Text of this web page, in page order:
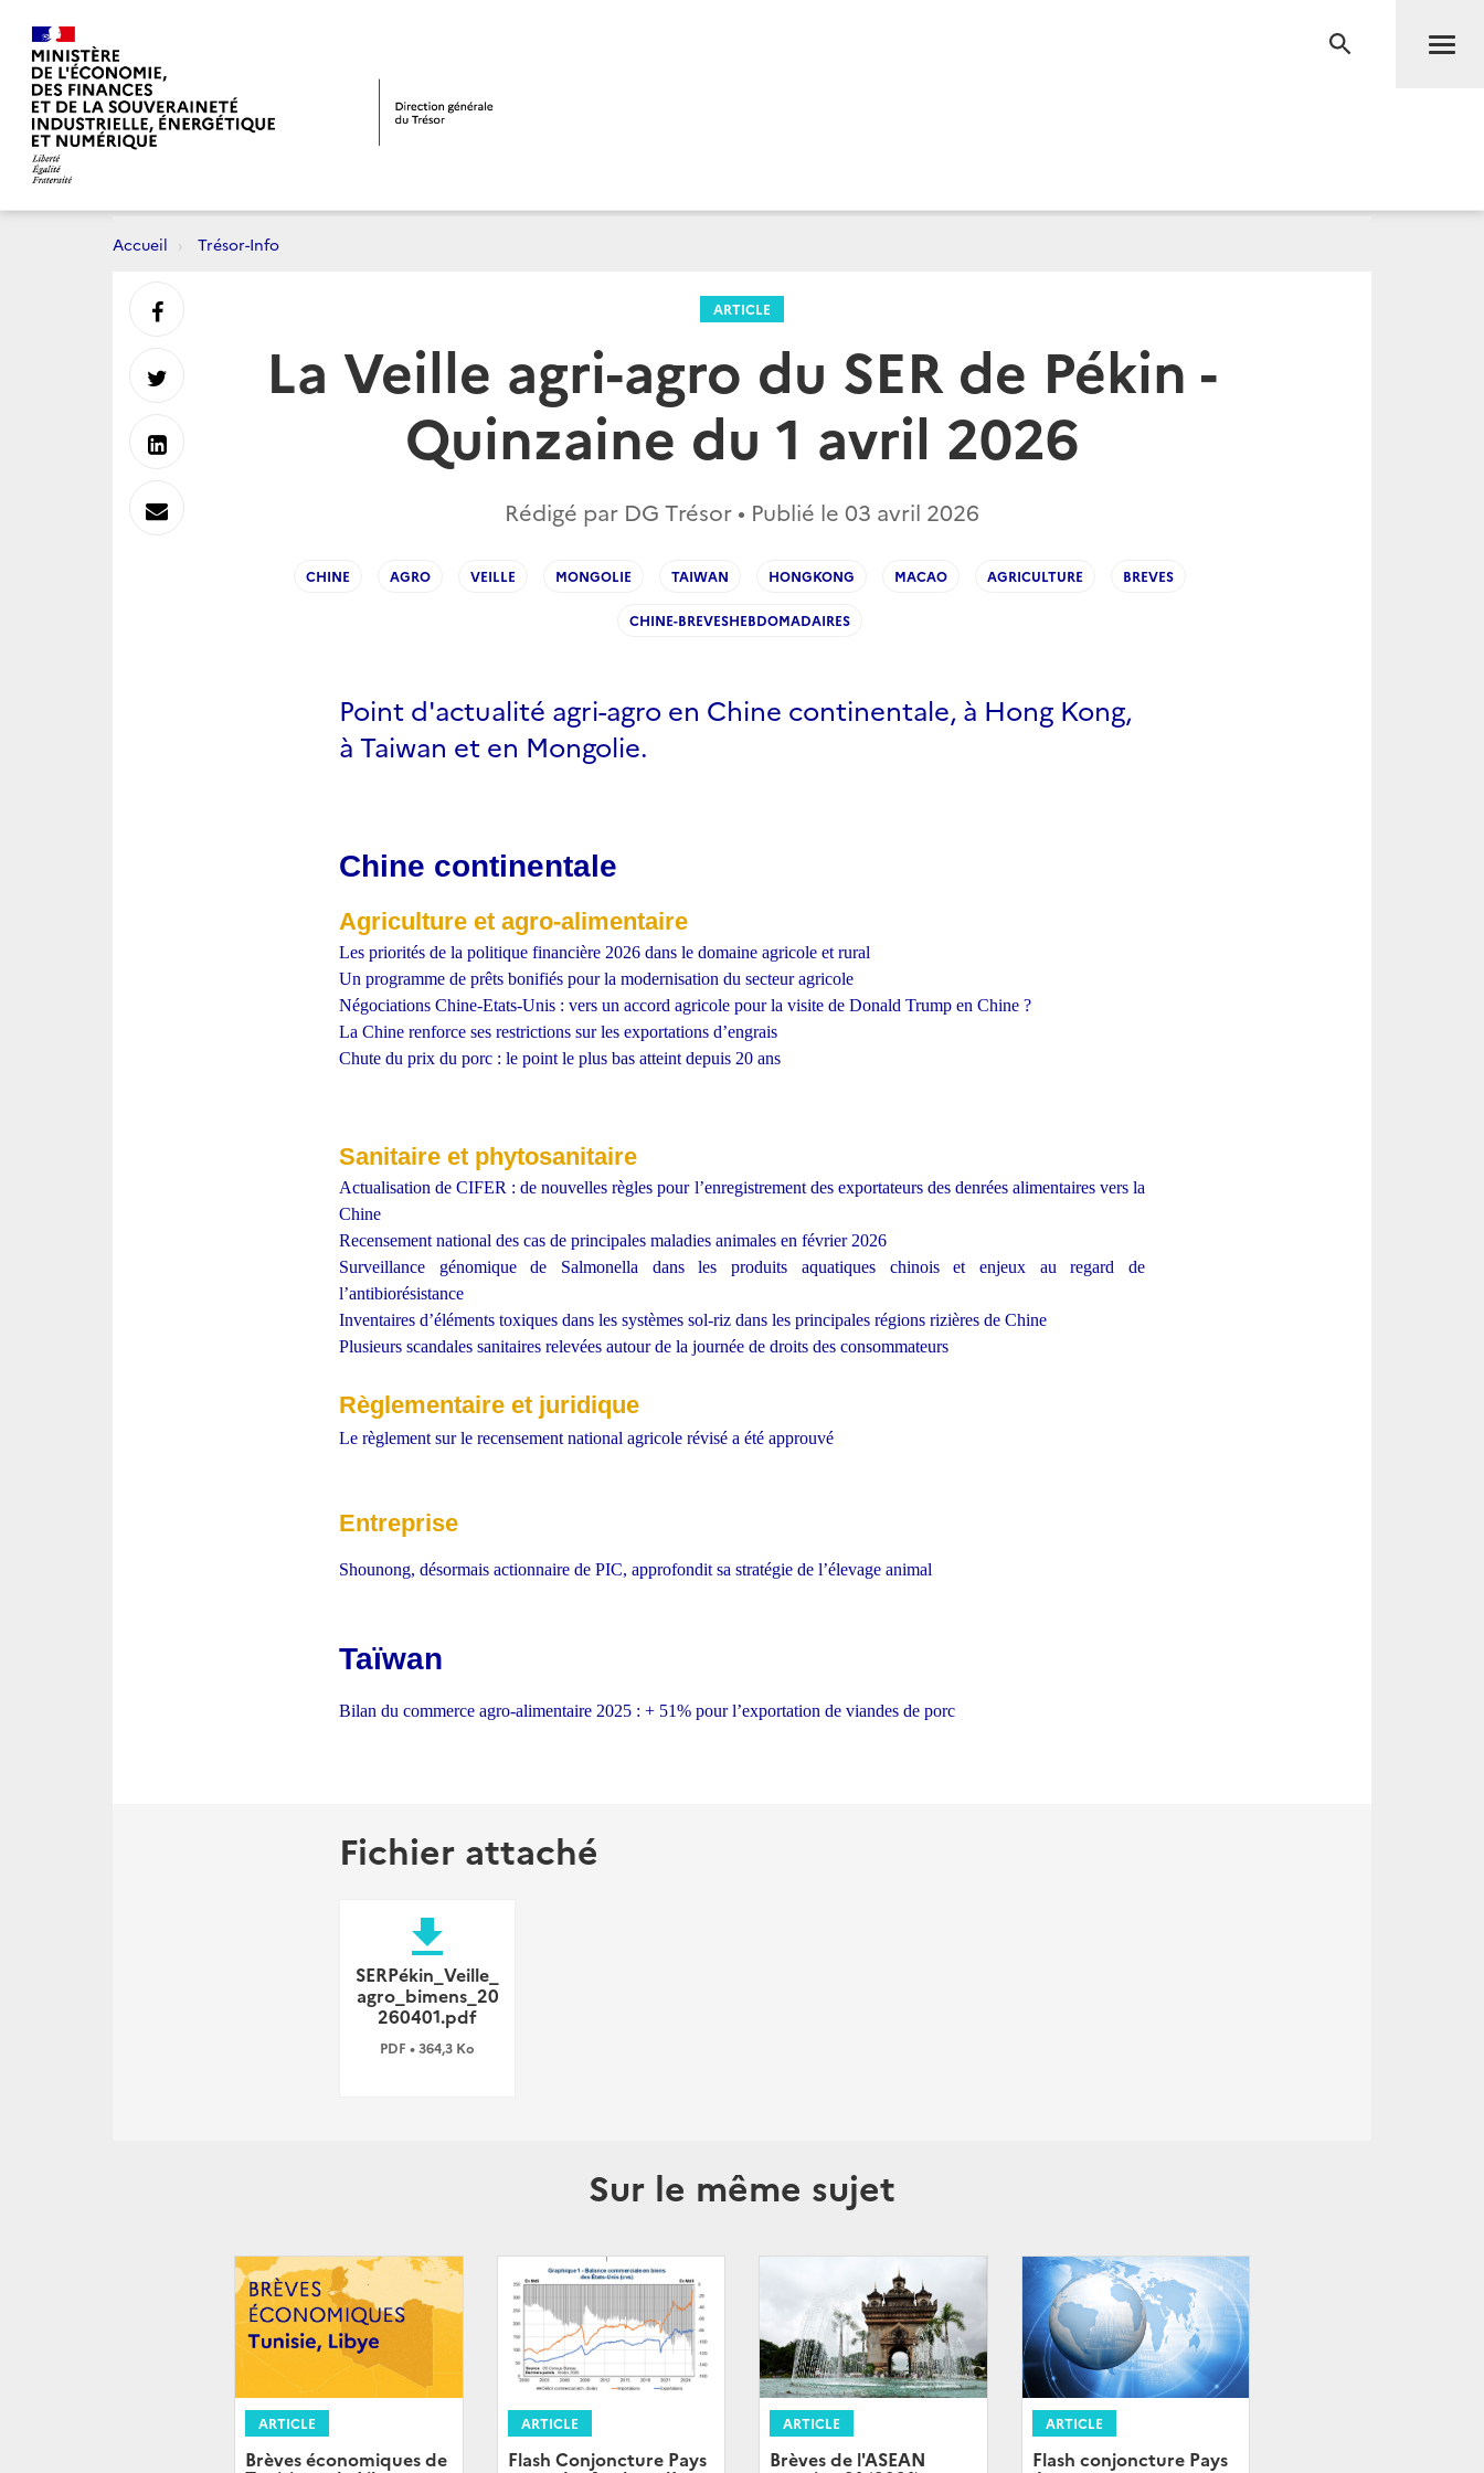
RECHERCHE
Accueil Trésor-Info
ARTICLE
La Veille agri-agro du SER de Pékin -
Quinzaine du 1 avril 2026
Rédigé par DG Trésor • Publié le 03 avril 2026
CHINE AGRO VEILLE MONGOLIE TAIWAN HONGKONG MACAO AGRICULTURE BREVES
CHINE-BREVESHEBDOMADAIRES
Point d'actualité agri-agro en Chine continentale, à Hong Kong,
à Taiwan et en Mongolie.
Chine continentale
Agriculture et agro-alimentaire
Les priorités de la politique financière 2026 dans le domaine agricole et rural
Un programme de prêts bonifiés pour la modernisation du secteur agricole
Négociations Chine-Etats-Unis : vers un accord agricole pour la visite de Donald Trump en Chine ?
La Chine renforce ses restrictions sur les exportations d’engrais
Chute du prix du porc : le point le plus bas atteint depuis 20 ans
Sanitaire et phytosanitaire
Actualisation de CIFER : de nouvelles règles pour l’enregistrement des exportateurs des denrées alimentaires vers la
Chine
Recensement national des cas de principales maladies animales en février 2026
Surveillance génomique de Salmonella dans les produits aquatiques chinois et enjeux au regard de
l’antibiorésistance
Inventaires d’éléments toxiques dans les systèmes sol-riz dans les principales régions rizières de Chine
Plusieurs scandales sanitaires relevées autour de la journée de droits des consommateurs
Règlementaire et juridique
Le règlement sur le recensement national agricole révisé a été approuvé
Entreprise
Shounong, désormais actionnaire de PIC, approfondit sa stratégie de l’élevage animal
Taïwan
Bilan du commerce agro-alimentaire 2025 : + 51% pour l’exportation de viandes de porc
Fichier attaché
file_download
SERPékin_Veille_
agro_bimens_20
260401.pdf
PDF • 364,3 Ko
Sur le même sujet
ARTICLE
Brèves économiques de
ARTICLE
Flash Conjoncture Pays
ARTICLE
Brèves de l'ASEAN
ARTICLE
Flash conjoncture Pays
Partager
sur
Partager
sur
Partager
sur
Envoyer